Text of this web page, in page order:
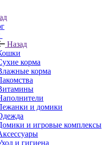
Назад
корма
корма
и домики
и игровые комплексы
и гигиена